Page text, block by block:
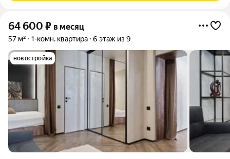
64 600 ₽ в месяц
57 м² 1-комн. квартира 6 этаж из 9
новостройка